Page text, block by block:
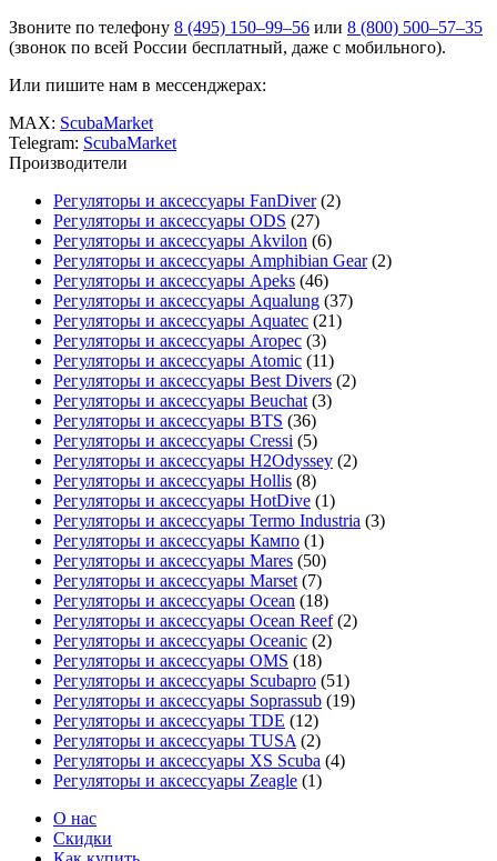
Звоните по телефону 8 (495) 150–99–56 или 8 (800) 500–57–35
(звонок по всей России бесплатный, даже с мобильного).
Или пишите нам в мессенджерах:
MAX: ScubaMarket
Telegram: ScubaMarket
Производители
Регуляторы и аксессуары FanDiver(2)
Регуляторы и аксессуары ODS (27)
Регуляторы и аксессуары Akvilon (6)
Регуляторы и аксессуары Amphibian Gear(2)
Регуляторы и аксессуары Apeks (46)
Регуляторы и аксессуары Aqualung (37)
Регуляторы и аксессуары Aquatec (21)
Регуляторы и аксессуары Aropec (3)
Регуляторы и аксессуары Atomic (11)
Регуляторы и аксессуары Best Divers (2)
Регуляторы и аксессуары Beuchat (3)
Регуляторы и аксессуары BTS (36)
Регуляторы и аксессуары Cressi (5)
Регуляторы и аксессуары H2Odyssey (2)
Регуляторы и аксессуары Hollis (8)
Регуляторы и аксессуары HotDive (1)
Регуляторы и аксессуары Termo Industria (3)
Регуляторы и аксессуары Кампо (1)
Регуляторы и аксессуары Mares (50)
Регуляторы и аксессуары Marset (7)
Регуляторы и аксессуары Ocean (18)
Регуляторы и аксессуары Ocean Reef(2)
Регуляторы и аксессуары Oceanic (2)
Регуляторы и аксессуары OMS (18)
Регуляторы и аксессуары Scubapro (51)
Регуляторы и аксессуары Soprassub (19)
Регуляторы и аксессуары TDE (12)
Регуляторы и аксессуары TUSA (2)
Регуляторы и аксессуары XS Scuba (4)
Регуляторы и аксессуары Zeagle (1)
О нас
Скидки